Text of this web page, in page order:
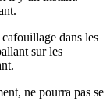
dans les
sur les
ne pourra pas se